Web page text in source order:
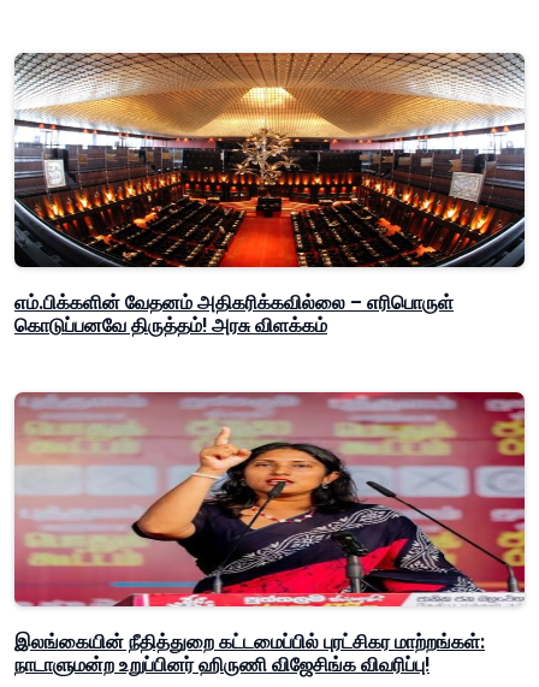
எம்.பிக்களின் வேதனம் அதிகரிக்கவில்லை – எரிபொருள்
கொடுப்பனவே திருத்தம்! அரசு விளக்கம்
இலங்கையின் நீதித்துறை கட்டமைப்பில் புரட்சிகர மாற்றங்கள்:
நாடாளுமன்ற உறுப்பினர் ஹிருணி விஜேசிங்க விவரிப்பு!